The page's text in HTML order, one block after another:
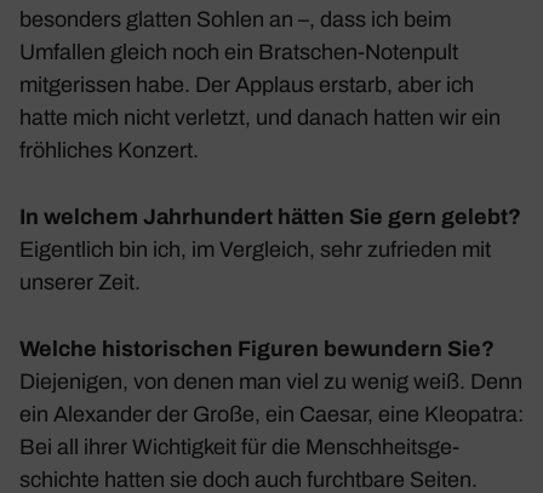
beson­ders glatten Sohlen an –, dass ich beim
Umfallen gleich noch ein Brat­schen-Noten­pult
mitge­rissen habe. Der Applaus erstarb, aber ich
hatte mich nicht verletzt, und danach hatten wir ein
fröh­li­ches Konzert.
In welchem Jahrhundert hätten Sie gern gelebt?
Eigent­lich bin ich, im Vergleich, sehr zufrieden mit
unserer Zeit.
Welche historischen Figuren bewundern Sie?
Dieje­nigen, von denen man viel zu wenig weiß. Denn
ein Alex­ander der Große, ein Caesar, eine Kleo­patra:
Bei all ihrer Wich­tig­keit für die Mensch­heits­ge­
schichte hatten sie doch auch furcht­bare Seiten.